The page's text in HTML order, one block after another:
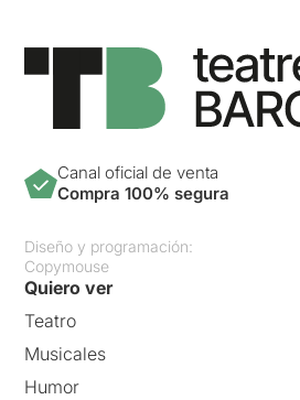
Canal oficial de venta
Compra 100% segura
Diseño y programación:
Copymouse
Quiero ver
Teatro
Musicales
Humor